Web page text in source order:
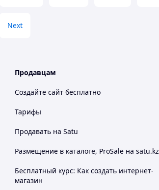
Next
Продавцам
Создайте сайт бесплатно
Тарифы
Продавать на Satu
Размещение в каталоге, ProSale на satu.kz
Бесплатный курс: Как создать интернет-
магазин